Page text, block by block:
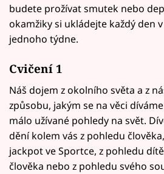
budete prožívat smutek nebo
okamžiky si ukládejte každý den
jednoho týdne.
Cvičení 1
Náš dojem z okolního světa a z
způsobu, jakým se na věci
málo užívané pohledy na svět.
dění kolem vás z pohledu
jackpot ve Sportce, z pohledu
člověka nebo z pohledu svého